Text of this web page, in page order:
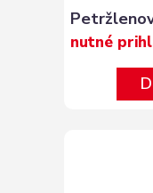
nutné